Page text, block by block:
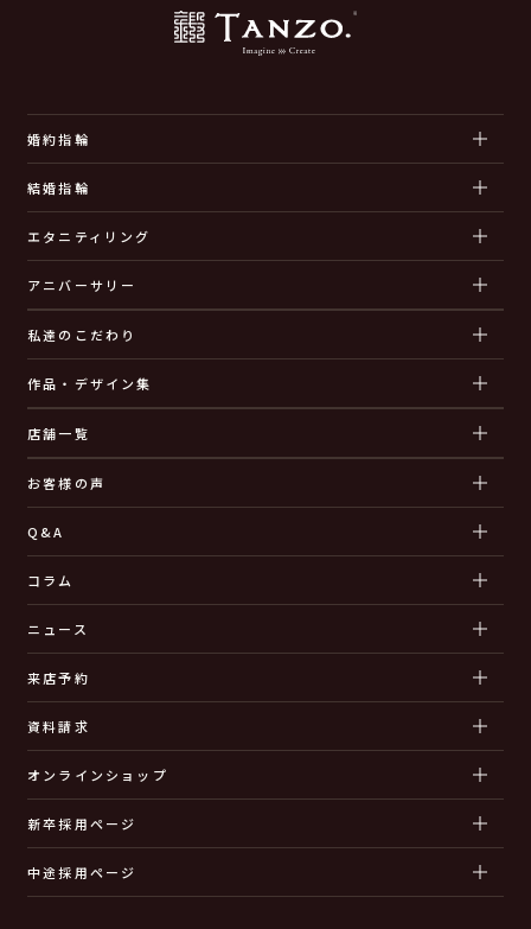
婚約指輪
結婚指輪
エタニティリング
アニバーサリー
私達のこだわり
作品・デザイン集
店舗一覧
お客様の声
Q&A
コラム
ニュース
来店予約
資料請求
オンラインショップ
新卒採用ページ
中途採用ページ